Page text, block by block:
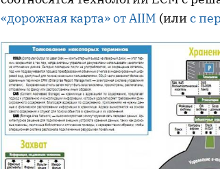
«дорожная карта» от AIIM (или с